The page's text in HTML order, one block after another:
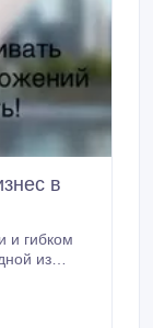
в
и гибком
для вас?